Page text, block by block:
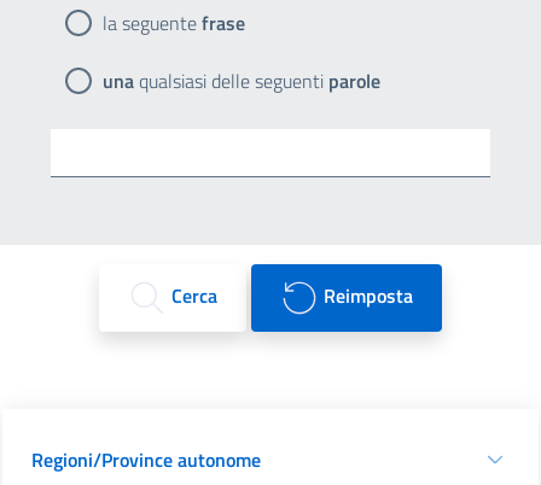
la seguentefrase
unaqualsiasi delle seguenti parole
Cerca Reimposta
Regioni/Province autonome